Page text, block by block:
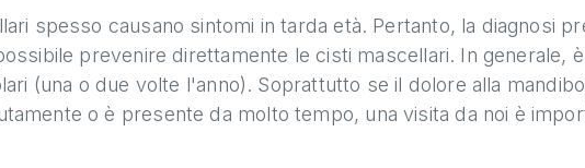
spesso causano sintomi in tarda età. Pertanto, la diagnosi
prevenire direttamente le cisti mascellari. In generale,
(una o due volte l'anno). Soprattutto se il dolore alla
o è presente da molto tempo, una visita da noi è